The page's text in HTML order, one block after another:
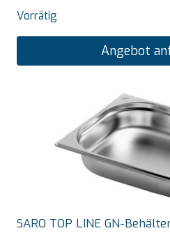
Vorrätig
Angebot
SARO TOP LINE GN-